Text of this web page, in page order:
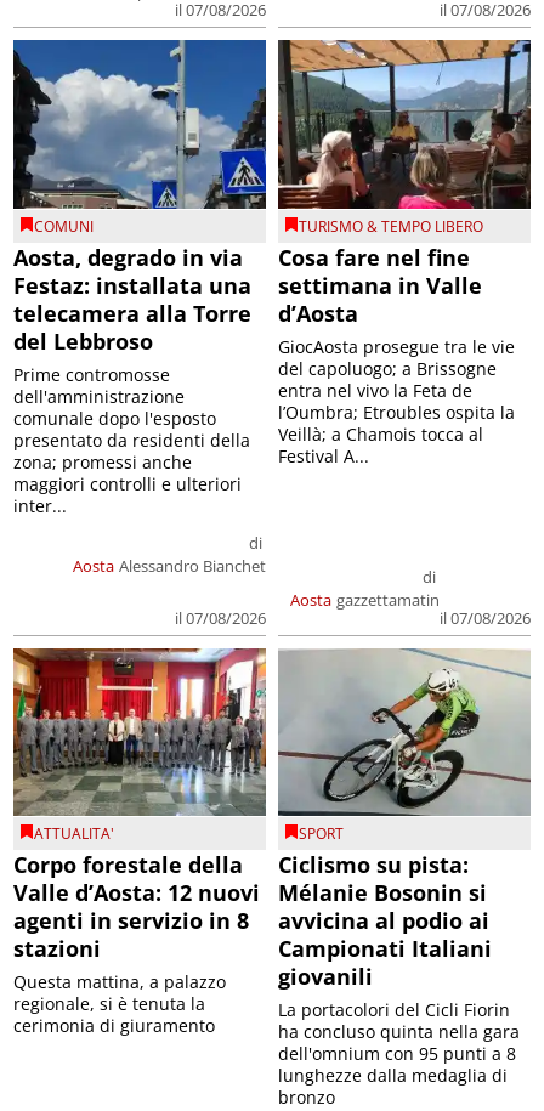
il 07/08/2026
il 07/08/2026
COMUNI
Aosta, degrado in via
Festaz: installata una
telecamera alla Torre
del Lebbroso
Aosta
di
Alessandro Bianchet
il 07/08/2026
Prime contromosse
dell'amministrazione
comunale dopo l'esposto
presentato da residenti della
zona; promessi anche
maggiori controlli e ulteriori
inter...
TURISMO & TEMPO LIBERO
Cosa fare nel fine
settimana in Valle
d’Aosta
Aosta
di
gazzettamatin
il 07/08/2026
GiocAosta prosegue tra le vie
del capoluogo; a Brissogne
entra nel vivo la Feta de
l’Oumbra; Etroubles ospita la
Veillà; a Chamois tocca al
Festival A...
ATTUALITA'
Corpo forestale della
Valle d’Aosta: 12 nuovi
agenti in servizio in 8
stazioni
Questa mattina, a palazzo
regionale, si è tenuta la
cerimonia di giuramento
SPORT
Ciclismo su pista:
Mélanie Bosonin si
avvicina al podio ai
Campionati Italiani
giovanili
La portacolori del Cicli Fiorin
ha concluso quinta nella gara
dell'omnium con 95 punti a 8
lunghezze dalla medaglia di
bronzo